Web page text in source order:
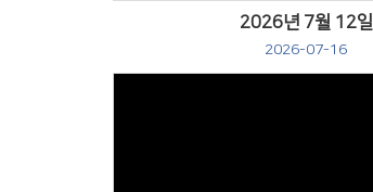
2026년 7월 12일
2026-07-16